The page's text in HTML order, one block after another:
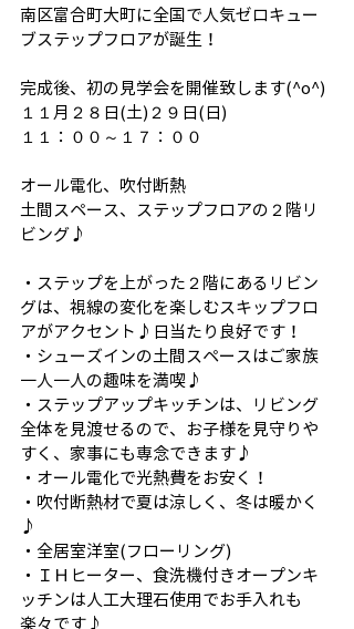
南区富合町大町に全国で人気ゼロキュー
ブステップフロアが誕生！
完成後、初の見学会を開催致します(^o^)
１１月２８日(土)２９日(日)
１１：００～１７：００
オール電化、吹付断熱
土間スペース、ステップフロアの２階リ
ビング♪
・ステップを上がった２階にあるリビン
グは、視線の変化を楽しむスキップフロ
アがアクセント♪日当たり良好です！
・シューズインの土間スペースはご家族
一人一人の趣味を満喫♪
・ステップアップキッチンは、リビング
全体を見渡せるので、お子様を見守りや
すく、家事にも専念できます♪
・オール電化で光熱費をお安く！
・吹付断熱材で夏は涼しく、冬は暖かく
♪
​・全居室洋室(フローリング)
・ＩＨヒーター、食洗機付きオープンキ
ッチンは人工大理石使用でお手入れも
楽々です♪